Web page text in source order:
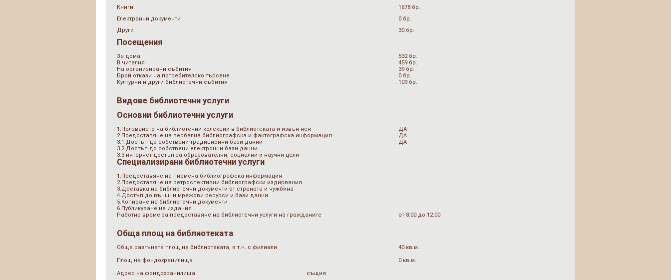
Книги
1678 бр.
Електронни документи
0 бр.
Други
30 бр.
Посещения
За дома
532 бр.
В читалня
459 бр.
На организирани събития
39 бр.
Брой откази на потребителско търсене
0 бр.
Културни и други библиотечни събития
109 бр.
Видове библиотечни услуги
Основни библиотечни услуги
1.Ползването на библиотечни колекции в библиотеката и извън нея
ДА
2.Предоставяне на вербална библиографска и фактографска информация
ДА
3.1.Достъп до собствени традиционни бази данни
ДА
3.2.Достъп до собствени електронни бази данни
3.3.интернет достъп за образователни, социални и научни цели
Специализирани библиотечни услуги
1.Предоставяне на писмена библиографска информация
2.Предоставяне на ретроспективни библиографски издирвания
3.Доставка на библиотечни документи от страната и чужбина
4.Достъп до външни мрежови ресурси и бази данни
5.Копиране на библиотечни документи
6.Публикуване на издания
Работно време за предоставяне на библиотечни услуги на гражданите
от 8:00 до 12:00
Обща площ на библиотеката
Обща разгъната площ на библиотеката, в т.ч. с филиали
40 кв.м.
Площ на фондохранилища
0 кв.м.
Адрес на фондохранилища
същия